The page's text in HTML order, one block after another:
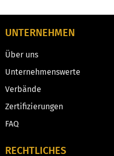
UNTERNEHMEN
Über uns
Unternehmenswerte
Verbände
Zertifizierungen
FAQ
RECHTLICHES